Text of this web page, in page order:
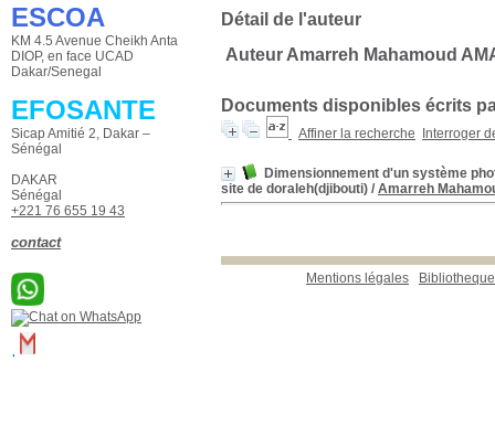
Détail de l'auteur
Auteur Amarreh Mahamoud
Documents disponibles écrits
Affiner la recherche Interroger
Dimensionnement d'un système
site de doraleh(djibouti) / Amarreh
Mentions légales
ESCOA
KM 4.5 Avenue Cheikh Anta
DIOP, en face UCAD
Dakar/Senegal
EFOSANTE
Sicap Amitié 2, Dakar –
Sénégal
DAKAR
Sénégal
+221 76 655 19 43
contact